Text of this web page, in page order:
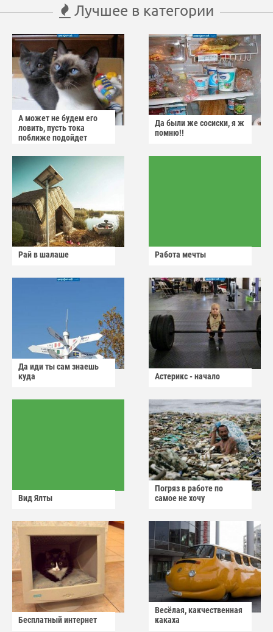
Лучшее в категории
А может не будем его
ловить, пусть тока
поближе подойдет
Да были же сосиски, я ж
помню!!
Рай в шалаше Работа мечты
Да иди ты сам знаешь
куда
Астерикс - начало
Вид Ялты
Погряз в работе по
самое не хочу
Бесплатный интернет
Весёлая, какчественная
какаха